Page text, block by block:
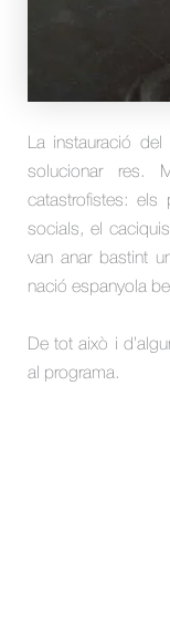
La instauració
solucionar res.
catastrofistes: els
socials, el
van anar bastint
nació espanyola
De tot això i
al programa.